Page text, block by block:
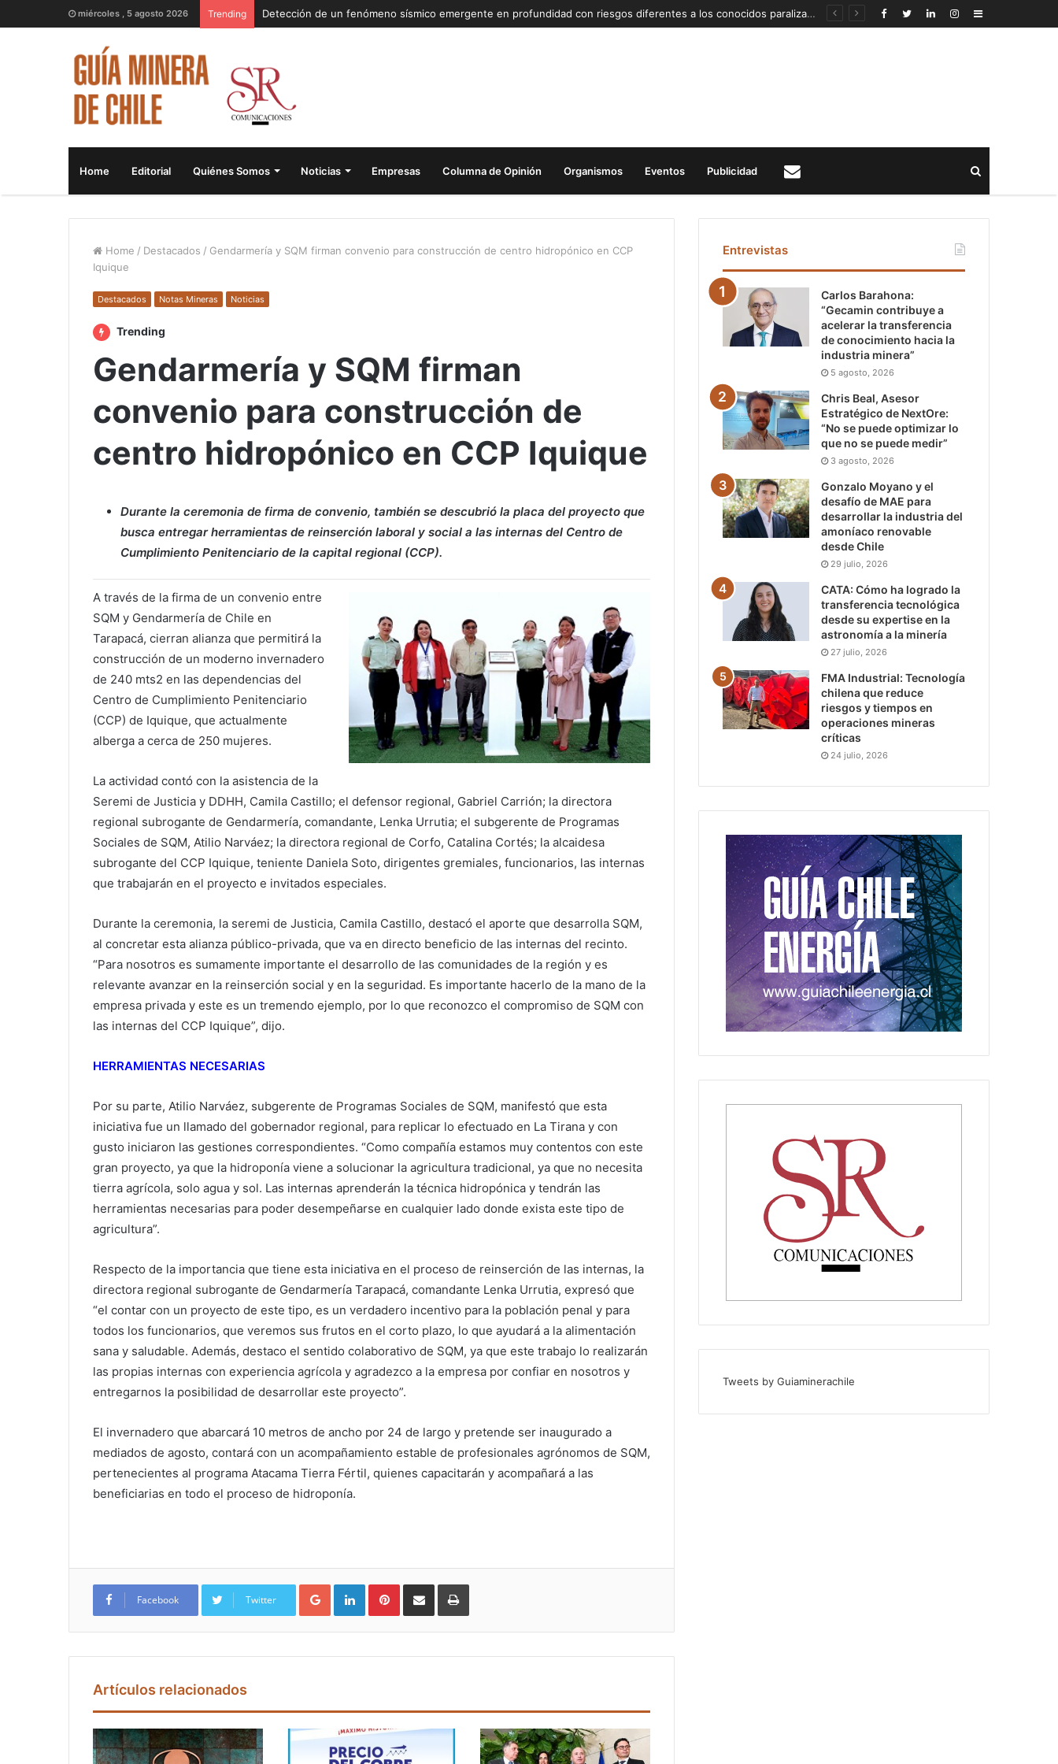
miércoles , 5 agosto 2026 Trending Detección de un fenómeno sísmico emergente en profundidad con riesgos diferentes a los conocidos paraliza Andes Norte Sidebar
Home Editorial Quiénes Somos Noticias Empresas Columna de Opinión Organismos Eventos Publicidad
Home / Destacados / Gendarmería y SQM firman convenio para construcción de centro hidropónico en CCP
Iquique
Destacados Notas Mineras Noticias
Trending
Gendarmería y SQM firman
convenio para construcción de
centro hidropónico en CCP Iquique
Durante la ceremonia de firma de convenio, también se descubrió la placa del proyecto que
busca entregar herramientas de reinserción laboral y social a las internas del Centro de
Cumplimiento Penitenciario de la capital regional (CCP).
A través de la firma de un convenio entre
SQM y Gendarmería de Chile en
Tarapacá, cierran alianza que permitirá la
construcción de un moderno invernadero
de 240 mts2 en las dependencias del
Centro de Cumplimiento Penitenciario
(CCP) de Iquique, que actualmente
alberga a cerca de 250 mujeres.
La actividad contó con la asistencia de la
Seremi de Justicia y DDHH, Camila Castillo; el defensor regional, Gabriel Carrión; la directora
regional subrogante de Gendarmería, comandante, Lenka Urrutia; el subgerente de Programas
Sociales de SQM, Atilio Narváez; la directora regional de Corfo, Catalina Cortés; la alcaidesa
subrogante del CCP Iquique, teniente Daniela Soto, dirigentes gremiales, funcionarios, las internas
que trabajarán en el proyecto e invitados especiales.
Durante la ceremonia, la seremi de Justicia, Camila Castillo, destacó el aporte que desarrolla SQM,
al concretar esta alianza público-privada, que va en directo beneficio de las internas del recinto.
“Para nosotros es sumamente importante el desarrollo de las comunidades de la región y es
relevante avanzar en la reinserción social y en la seguridad. Es importante hacerlo de la mano de la
empresa privada y este es un tremendo ejemplo, por lo que reconozco el compromiso de SQM con
las internas del CCP Iquique”, dijo.
HERRAMIENTAS NECESARIAS
Por su parte, Atilio Narváez, subgerente de Programas Sociales de SQM, manifestó que esta
iniciativa fue un llamado del gobernador regional, para replicar lo efectuado en La Tirana y con
gusto iniciaron las gestiones correspondientes. “Como compañía estamos muy contentos con este
gran proyecto, ya que la hidroponía viene a solucionar la agricultura tradicional, ya que no necesita
tierra agrícola, solo agua y sol. Las internas aprenderán la técnica hidropónica y tendrán las
herramientas necesarias para poder desempeñarse en cualquier lado donde exista este tipo de
agricultura”.
Respecto de la importancia que tiene esta iniciativa en el proceso de reinserción de las internas, la
directora regional subrogante de Gendarmería Tarapacá, comandante Lenka Urrutia, expresó que
“el contar con un proyecto de este tipo, es un verdadero incentivo para la población penal y para
todos los funcionarios, que veremos sus frutos en el corto plazo, lo que ayudará a la alimentación
sana y saludable. Además, destaco el sentido colaborativo de SQM, ya que este trabajo lo realizarán
las propias internas con experiencia agrícola y agradezco a la empresa por confiar en nosotros y
entregarnos la posibilidad de desarrollar este proyecto”.
El invernadero que abarcará 10 metros de ancho por 24 de largo y pretende ser inaugurado a
mediados de agosto, contará con un acompañamiento estable de profesionales agrónomos de SQM,
pertenecientes al programa Atacama Tierra Fértil, quienes capacitarán y acompañará a las
beneficiarias en todo el proceso de hidroponía.
Facebook Twitter
Google+ LinkedIn Pinterest
Artículos relacionados
Entrevistas
Carlos Barahona:
“Gecamin contribuye a
acelerar la transferencia
de conocimiento hacia la
industria minera”
5 agosto, 2026
Chris Beal, Asesor
Estratégico de NextOre:
“No se puede optimizar lo
que no se puede medir”
3 agosto, 2026
Gonzalo Moyano y el
desafío de MAE para
desarrollar la industria del
amoníaco renovable
desde Chile
29 julio, 2026
CATA: Cómo ha logrado la
transferencia tecnológica
desde su expertise en la
astronomía a la minería
27 julio, 2026
FMA Industrial: Tecnología
chilena que reduce
riesgos y tiempos en
operaciones mineras
críticas
24 julio, 2026
Tweets by Guiaminerachile